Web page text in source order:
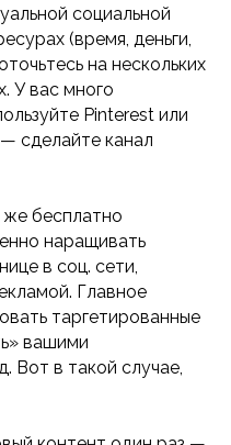
социальной
(время, деньги,
на нескольких
У вас много
Pinterest или
сделайте канал
бесплатно
наращивать
в соц. сети,
Главное
таргетированные
вашими
Вот в такой случае,